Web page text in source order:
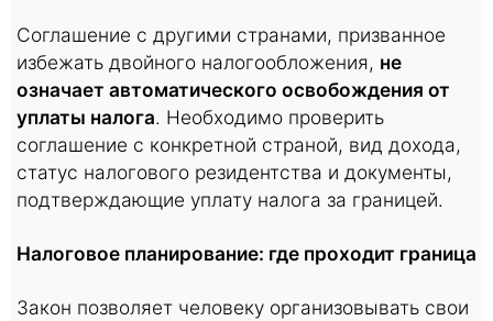
Соглашение с другими странами, призванное
избежать двойного налогообложения, не
означает автоматического освобождения от
уплаты налога. Необходимо проверить
соглашение с конкретной страной, вид дохода,
статус налогового резидентства и документы,
подтверждающие уплату налога за границей.
Налоговое планирование: где проходит граница
Закон позволяет человеку организовывать свои